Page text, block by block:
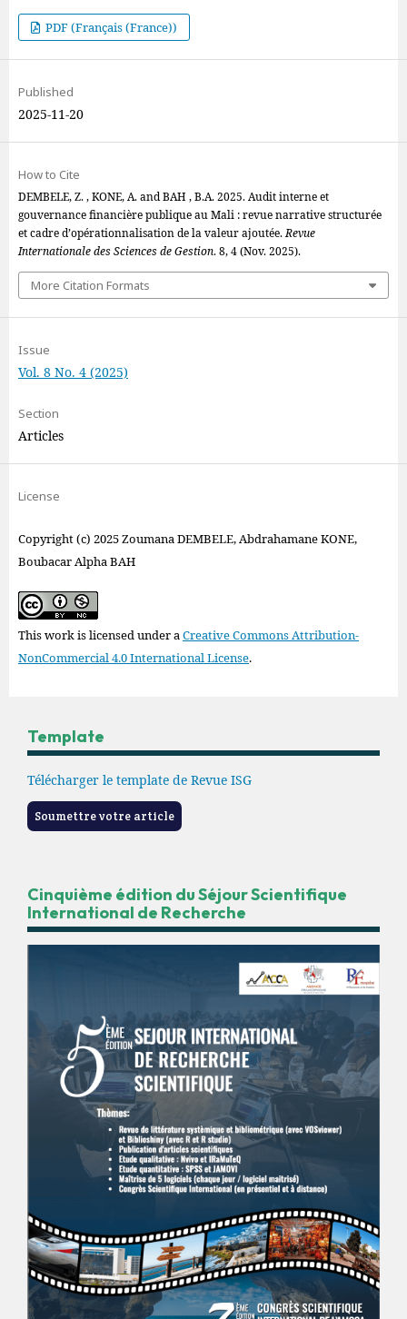
PDF (Français (France))
Published
2025-11-20
How to Cite
DEMBELE, Z. , KONE, A. and BAH , B.A. 2025. Audit interne et
gouvernance financière publique au Mali : revue narrative structurée
et cadre d’opérationnalisation de la valeur ajoutée.Revue
Internationale des Sciences de Gestion. 8, 4 (Nov. 2025).
More Citation Formats
Issue
Vol. 8 No. 4 (2025)
Section
Articles
License
Copyright (c) 2025 Zoumana DEMBELE, Abdrahamane KONE,
Boubacar Alpha BAH
This work is licensed under aCreative Commons Attribution-
NonCommercial 4.0 International License.
Template
Télécharger le template de Revue ISG
Soumettre votre article
Cinquième édition du Séjour Scientifique
International de Recherche